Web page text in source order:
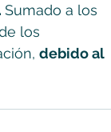
Sumado a los
los
debido al